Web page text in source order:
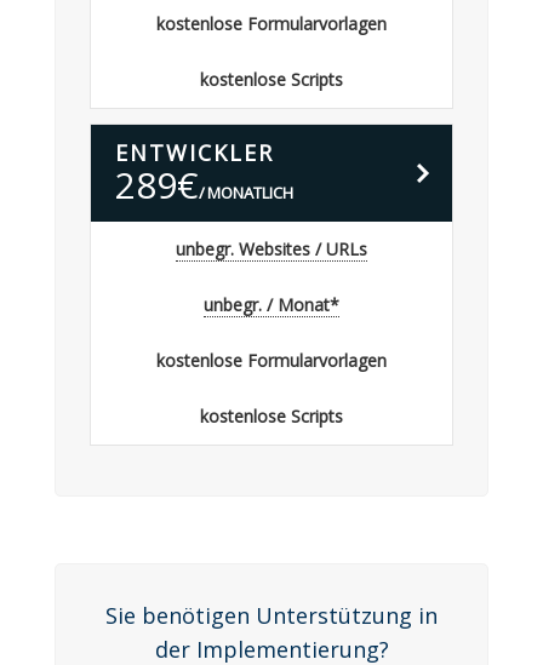
kostenlose Formularvorlagen
kostenlose Scripts
ENTWICKLER
289€ MONATLICH
unbegr. Websites / URLs
unbegr. / Monat*
kostenlose Formularvorlagen
kostenlose Scripts
estellen
Sie benötigen Unterstützung in
der Implementierung?